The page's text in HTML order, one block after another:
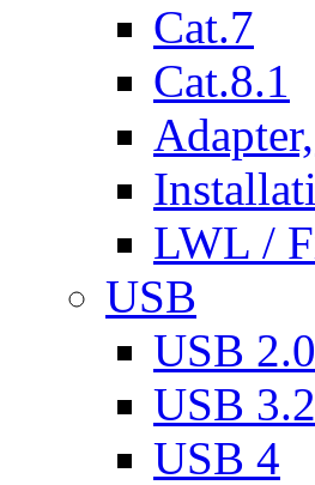
Cat.7
Cat.8.1
LWL /
USB
USB 2.0
USB 3.2
USB 4